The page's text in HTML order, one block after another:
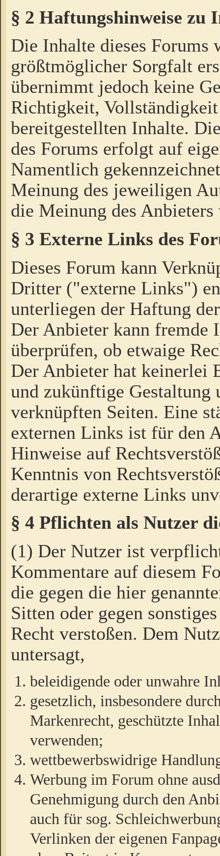
§ 2 Haftungshinweise zu
Die Inhalte dieses Forums
größtmöglicher Sorgfalt
übernimmt jedoch keine
Richtigkeit,
bereitgestellten Inhalte.
des Forums erfolgt auf
Namentlich
Meinung des jeweiligen
die Meinung des Anbieters
§ 3 Externe Links des
Dieses Forum kann
Dritter ("externe Links")
unterliegen der Haftung
Der Anbieter kann fremde
überprüfen, ob etwaige
Der Anbieter hat keinerlei
und zukünftige Gestaltung
verknüpften Seiten. Eine
externen Links ist für den
Hinweise auf
Kenntnis von
derartige externe Links
§ 4 Pflichten als Nutzer
(1) Der Nutzer ist
Kommentare auf diesem
die gegen die hier
Sitten oder gegen
Recht verstoßen. Dem
untersagt,
beleidigende oder unwahre
gesetzlich, insbesondere
Markenrecht, geschützte
verwenden;
wettbewerbswidrige
Werbung im Forum ohne
Genehmigung durch den
auch für sog.
Verlinken der eigenen